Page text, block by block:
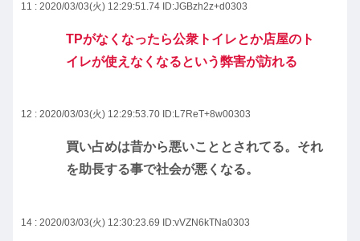
11 : 2020/03/03(火) 12:29:51.74 ID:JGBzh2z+d0303
TPがなくなったら公衆トイレとか店屋のト
イレが使えなくなるという弊害が訪れる
12 : 2020/03/03(火) 12:29:53.70 ID:L7ReT+8w00303
買い占めは昔から悪いこととされてる。それ
を助長する事で社会が悪くなる。
14 : 2020/03/03(火) 12:30:23.69 ID:vVZN6kTNa0303